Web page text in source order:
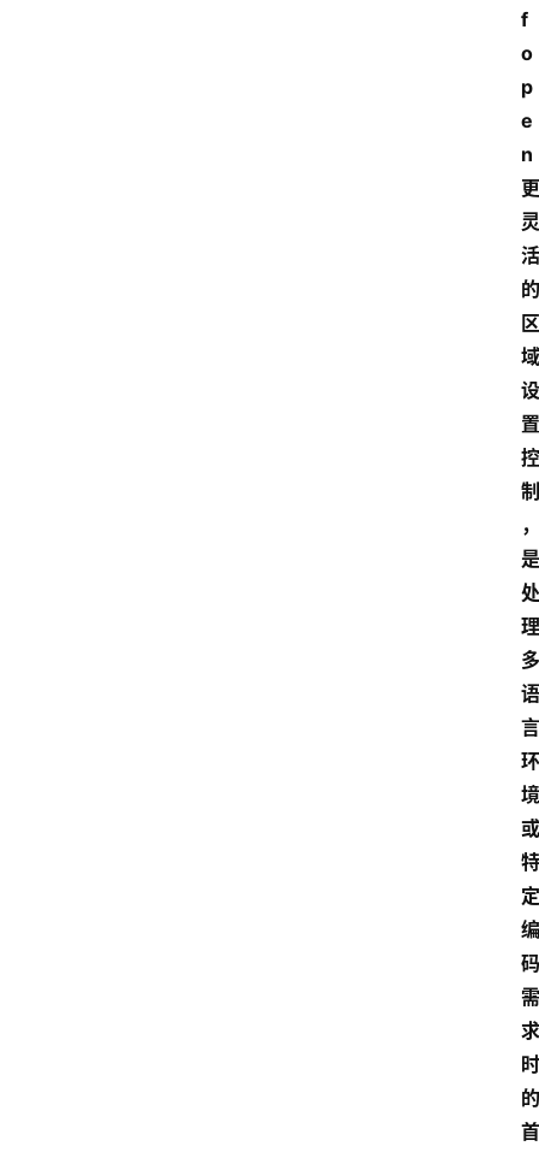
f
o
p
e
n
更
灵
活
的
区
域
设
置
控
制
，
是
处
理
多
语
言
环
境
或
特
定
编
码
需
求
时
的
首